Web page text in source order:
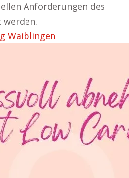
Anforderungen des
Waiblingen